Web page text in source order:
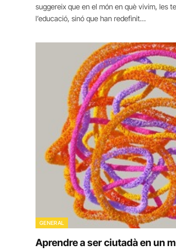
suggereix que en el món en què vivim, les
l’educació, sinó que han redefinit…
GENERAL
Aprendre a ser ciutadà en un